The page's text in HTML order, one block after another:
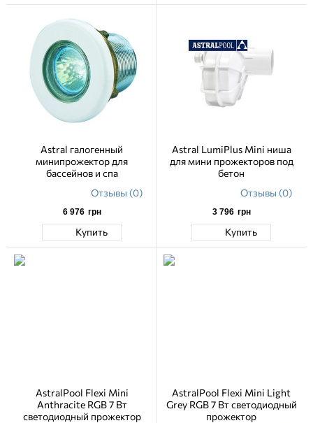
Astral галогенный
минипрожектор для
бассейнов и спа
Отзывы (0)
6 976 грн
Купить
Astral LumiPlus Mini ниша
для мини прожекторов под
бетон
Отзывы (0)
3 796 грн
Купить
AstralPool Flexi Mini
Anthracite RGB 7 Вт
светодиодный прожектор
AstralPool Flexi Mini Light
Grey RGB 7 Вт светодиодный
прожектор